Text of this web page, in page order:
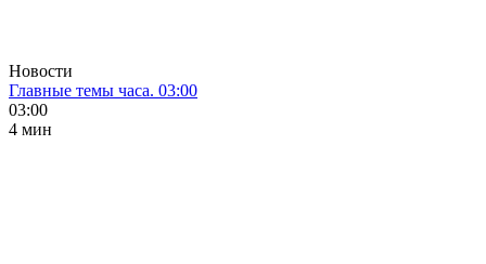
Новости
Главные темы часа. 03:00
03:00
4 мин